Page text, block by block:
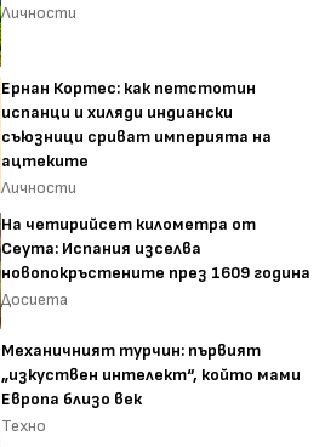
Личности
Ернан Кортес: как петстотин
испанци и хиляди индиански
съюзници сриват империята на
ацтеките
Личности
На четирийсет километра от
Сеута: Испания изселва
новопокръстените през 1609 година
Досиета
Механичният турчин: първият
„изкуствен интелект“, който мами
Европа близо век
Техно